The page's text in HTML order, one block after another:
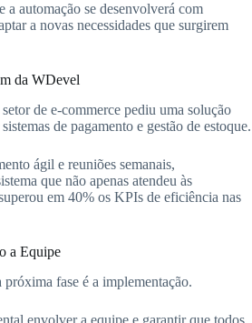
a automação se desenvolverá com
a novas necessidades que surgirem
da WDevel
de e-commerce pediu uma solução
de pagamento e gestão de estoque.
ágil e reuniões semanais,
que não apenas atendeu às
em 40% os KPIs de eficiência nas
a Equipe
fase é a implementação.
envolver a equipe e garantir que todos